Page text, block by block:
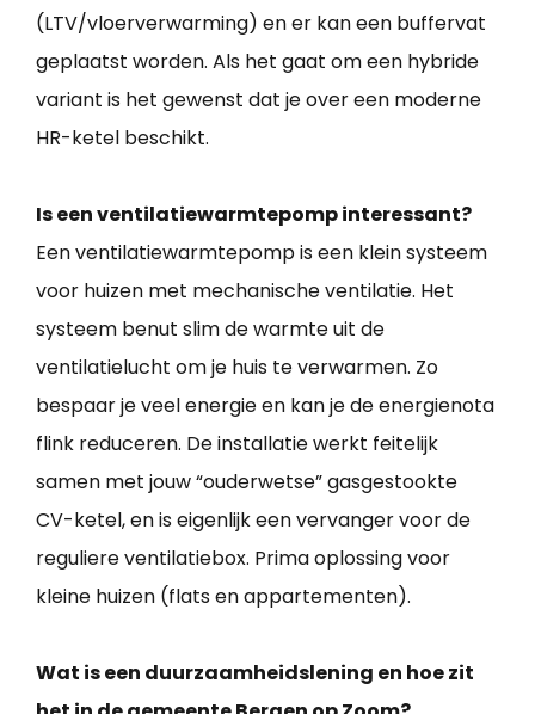
(LTV/vloerverwarming) en er kan een buffervat
geplaatst worden. Als het gaat om een hybride
variant is het gewenst dat je over een moderne
HR-ketel beschikt.
Is een ventilatiewarmtepomp interessant?
Een ventilatiewarmtepomp is een klein systeem
voor huizen met mechanische ventilatie. Het
systeem benut slim de warmte uit de
ventilatielucht om je huis te verwarmen. Zo
bespaar je veel energie en kan je de energienota
flink reduceren. De installatie werkt feitelijk
samen met jouw “ouderwetse” gasgestookte
CV-ketel, en is eigenlijk een vervanger voor de
reguliere ventilatiebox. Prima oplossing voor
kleine huizen (flats en appartementen).
Wat is een duurzaamheidslening en hoe zit